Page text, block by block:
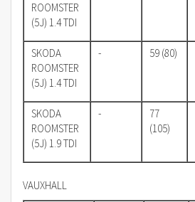
ROOMSTER
(5J) 1.4 TDI
SKODA
ROOMSTER
(5J) 1.4 TDI
- 59 (80)
SKODA
ROOMSTER
(5J) 1.9 TDI
-
77
(105)
VAUXHALL